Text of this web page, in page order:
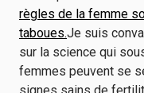
règles de la femme
taboues.Je suis
sur la science qui
femmes peuvent se